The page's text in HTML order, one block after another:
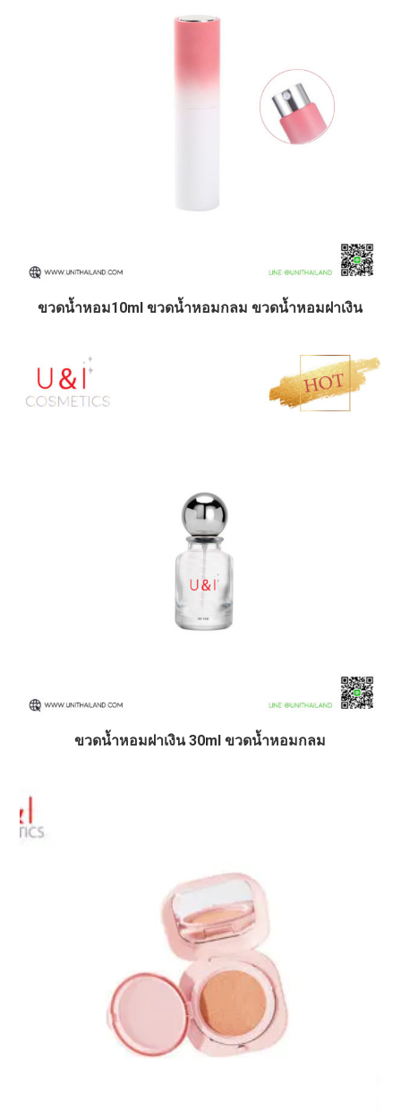
ขวดน้ำหอม10ml ขวดน้ำหอมกลม ขวดน้ำหอมฝาเงิน
ขวดน้ำหอมฝาเงิน 30ml ขวดน้ำหอมกลม